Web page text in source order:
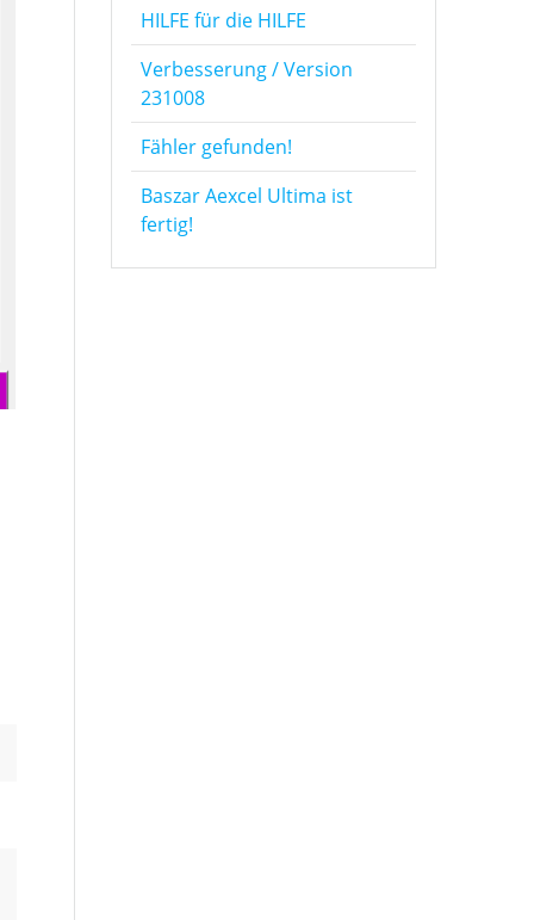
HILFE für die HILFE
Verbesserung / Version
231008
Fähler gefunden!
Baszar Aexcel Ultima ist
fertig!